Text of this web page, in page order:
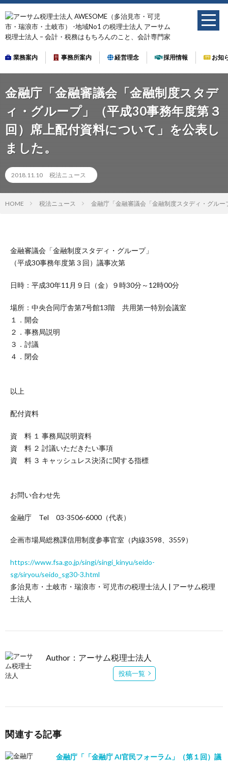
業務案内 事務所案内 経営理念 採用情報 お知
金融庁「金融審議会「金融制度スタデ
ィ・グループ」（平成30事務年度第３
回）席上配付資料について」を公表し
ました。
2018.11.10 税法ニュース
HOME 税法ニュース 金融庁「金融審議会「金融制度スタディ・グル
金融審議会「金融制度スタディ・グループ」
（平成30事務年度第３回）議事次第
日時：平成30年11月９日（金）９時30分～12時00分
場所：中央合同庁舎第7号館13階 共用第一特別会議室
１．開会
２．事務局説明
３．討議
４．閉会
以上
配付資料
資 料 １ 事務局説明資料
資 料 ２ 討議いただきたい事項
資 料 ３ キャッシュレス決済に関する指標
お問い合わせ先
金融庁 Tel 03-3506-6000（代表）
企画市場局総務課信用制度参事官室（内線3598、3559）
https://www.fsa.go.jp/singi/singi_kinyu/seido-
sg/siryou/seido_sg30-3.html
多治見市・土岐市・瑞浪市・可児市の税理士法人 | アーサム税理
士法人
Author：アーサム税理士法人
投稿一覧
関連する記事
金融庁「「金融庁 AI官民フォーラム」（第１回）議